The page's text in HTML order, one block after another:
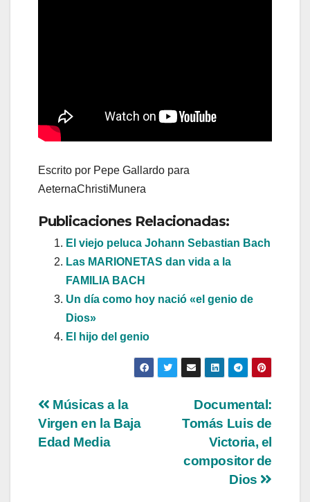
Escrito por Pepe Gallardo para
AeternaChristiMunera
Publicaciones Relacionadas:
El viejo peluca Johann Sebastian Bach
Las MARIONETAS dan vida a la
FAMILIA BACH
Un día como hoy nació «el genio de
Dios»
El hijo del genio
Navegación
de
Documental:
Tomás Luis de
Victoria, el
compositor de
Dios
Músicas a la
Virgen en la Baja
Edad Media